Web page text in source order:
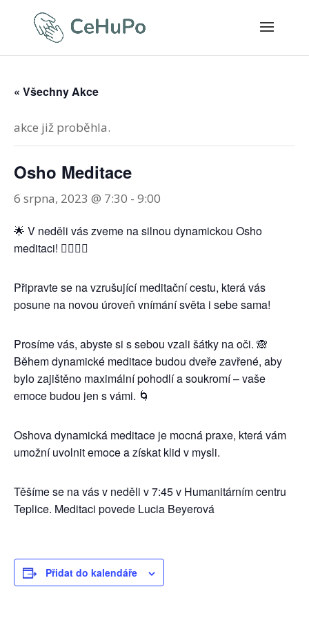
« Všechny Akce
akce již proběhla.
Osho Meditace
6 srpna, 2023 @ 7:30 - 9:00
🌟 V neděli vás zveme na silnou dynamickou Osho
meditaci! 🧘‍♂️🧘‍♀️
Připravte se na vzrušující meditační cestu, která vás
posune na novou úroveň vnímání světa i sebe sama!
Prosíme vás, abyste si s sebou vzali šátky na oči. 🙈
Během dynamické meditace budou dveře zavřené, aby
bylo zajištěno maximální pohodlí a soukromí – vaše
emoce budou jen s vámi. 🌀
Oshova dynamická meditace je mocná praxe, která vám
umožní uvolnit emoce a získat klid v mysli.
Těšíme se na vás v neděli v 7:45 v Humanitárním centru
Teplice. Meditaci povede Lucia Beyerová
Přidat do kalendáře